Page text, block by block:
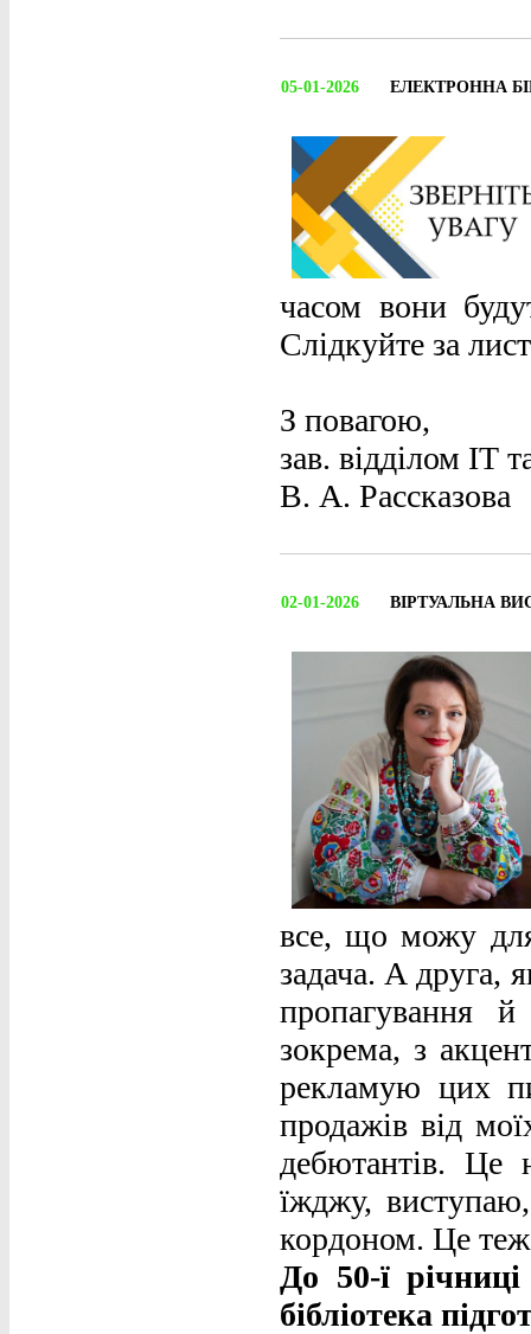
05-01-2026 ЕЛЕКТРОННА
часом вони
Слідкуйте за
З повагою,
зав. відділом ІТ
В. А. Рассказова
02-01-2026 ВІРТУАЛЬНА
все, що можу
задача. А друга,
пропагування й
зокрема, з
рекламую цих
продажів від
дебютантів. Це
їжджу,
кордоном. Це теж
До 50-ї
бібліотека